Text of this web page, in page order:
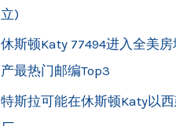
立)
休斯顿Katy 77494进入全美房
产最热门邮编Top3
特斯拉可能在休斯顿Katy以